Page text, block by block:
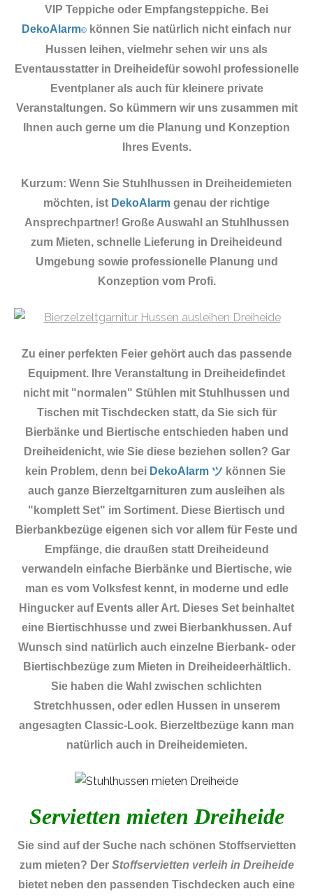
VIP Teppiche oder Empfangsteppiche. Bei
DekoAlarm© können Sie natürlich nicht einfach nur
Hussen leihen, vielmehr sehen wir uns als
Eventausstatter in Dreiheidefür sowohl professionelle
Eventplaner als auch für kleinere private
Veranstaltungen. So kümmern wir uns zusammen mit
Ihnen auch gerne um die Planung und Konzeption
Ihres Events.
Kurzum: Wenn Sie Stuhlhussen in Dreiheidemieten
möchten, ist DekoAlarm genau der richtige
Ansprechpartner! Große Auswahl an Stuhlhussen
zum Mieten, schnelle Lieferung in Dreiheideund
Umgebung sowie professionelle Planung und
Konzeption vom Profi.
Zu einer perfekten Feier gehört auch das passende
Equipment.
Ihre Veranstaltung in Dreiheidefindet
nicht mit "normalen" Stühlen mit Stuhlhussen und
Tischen mit Tischdecken statt, da Sie sich für
Bierbänke und Biertische entschieden haben und
Dreiheidenicht, wie Sie diese beziehen sollen? Gar
kein Problem, denn bei DekoAlarm ツ können Sie
auch ganze Bierzeltgarnituren zum ausleihen als
"komplett Set" im Sortiment. Diese Biertisch und
Bierbankbezüge eigenen sich vor allem für Feste und
Empfänge, die draußen statt Dreiheideund
verwandeln einfache Bierbänke und Biertische, wie
man es vom Volksfest kennt, in moderne und edle
Hingucker auf Events aller Art. Dieses Set beinhaltet
eine Biertischhusse und zwei Bierbankhussen. Auf
Wunsch sind natürlich auch einzelne Bierbank- oder
Biertischbezüge zum Mieten in Dreiheideerhältlich.
Sie haben die Wahl zwischen schlichten
Stretchhussen, oder edlen Hussen in unserem
angesagten Classic-Look. Bierzeltbezüge kann man
natürlich auch in Dreiheidemieten.
Servietten mieten Dreiheide
Sie sind auf der Suche nach schönen Stoffservietten
zum mieten? Der Stoffservietten verleih in Dreiheide
bietet neben den passenden Tischdecken auch eine